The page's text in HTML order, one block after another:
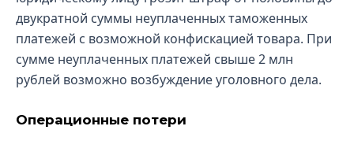
двукратной суммы неуплаченных таможенных
платежей с возможной конфискацией товара. При
сумме неуплаченных платежей свыше 2 млн
рублей возможно возбуждение уголовного дела.
Операционные потери